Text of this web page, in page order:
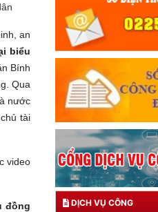
an
biểu
Bính
Qua
nước
tài
video
đồng
DỊCH VỤ CÔNG